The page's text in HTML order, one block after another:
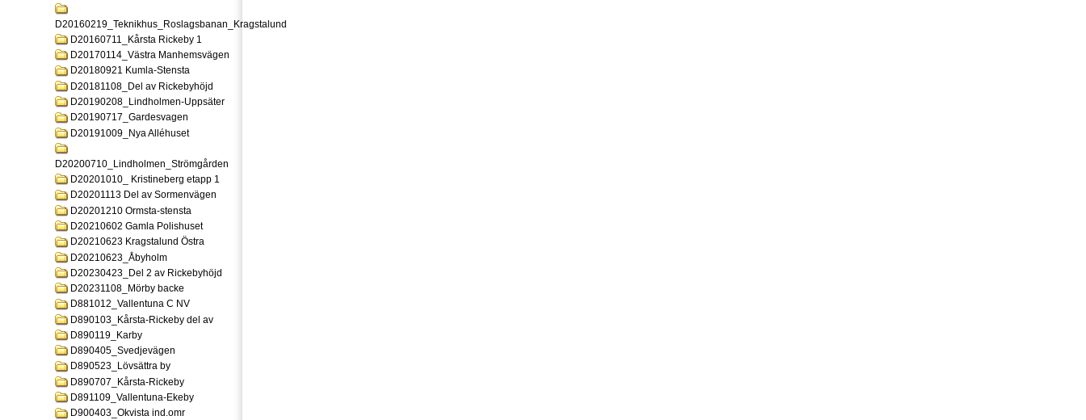
D20160219_Teknikhus_Roslagsbanan_Kragstalund
D20160711_Kårsta Rickeby 1
D20170114_Västra Manhemsvägen
D20180921 Kumla-Stensta
D20181108_Del av Rickebyhöjd
D20190208_Lindholmen-Uppsäter
D20190717_Gardesvagen
D20191009_Nya Alléhuset
D20200710_Lindholmen_Strömgården
D20201010_ Kristineberg etapp 1
D20201113 Del av Sormenvägen
D20201210 Ormsta-stensta
D20210602 Gamla Polishuset
D20210623 Kragstalund Östra
D20210623_Åbyholm
D20230423_Del 2 av Rickebyhöjd
D20231108_Mörby backe
D881012_Vallentuna C NV
D890103_Kårsta-Rickeby del av
D890119_Karby
D890405_Svedjevägen
D890523_Lövsättra by
D890707_Kårsta-Rickeby
D891109_Vallentuna-Ekeby
D900403_Okvista ind.omr